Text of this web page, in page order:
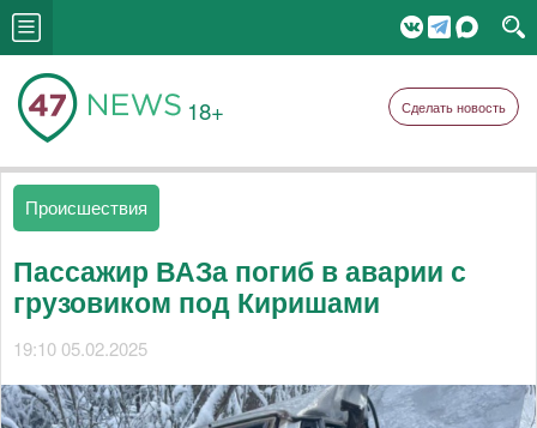
18+ Сделать новость
Происшествия
Пассажир ВАЗа погиб в аварии с
грузовиком под Киришами
19:10 05.02.2025